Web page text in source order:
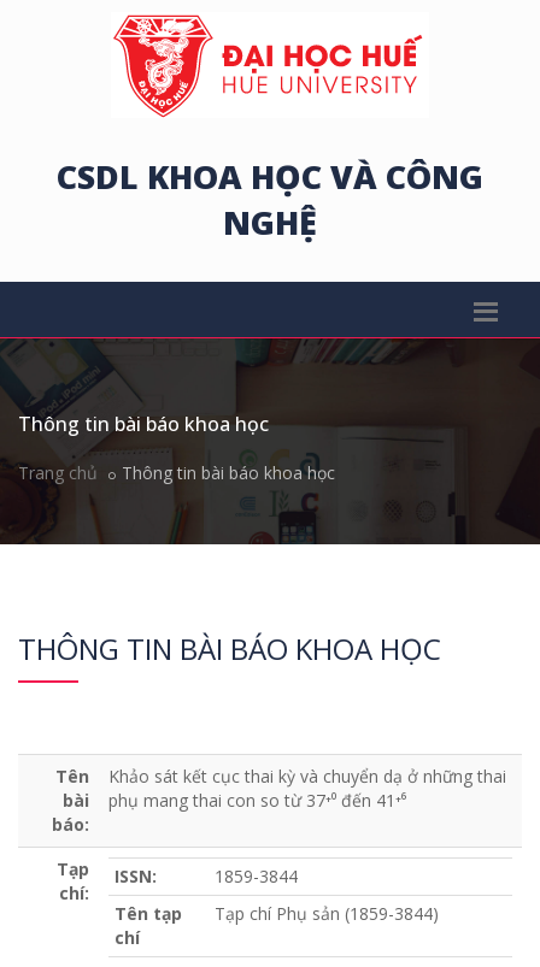
CSDL KHOA HỌC VÀ CÔNG
NGHỆ
Thông tin bài báo khoa học
Trang chủ Thông tin bài báo khoa học
THÔNG TIN BÀI BÁO KHOA HỌC
Tên
bài
báo:
Khảo sát kết cục thai kỳ và chuyển dạ ở những thai
phụ mang thai con so từ 37⁺⁰ đến 41⁺⁶
Tạp
chí:
ISSN:
1859-3844
Tên tạp
chí
Tạp chí Phụ sản (1859-3844)